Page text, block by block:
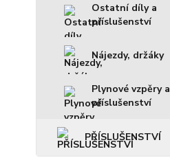
Ostatní díly a
příslušenství
Nájezdy, držáky
Plynové vzpěry a
příslušenství
PŘÍSLUŠENSTVÍ